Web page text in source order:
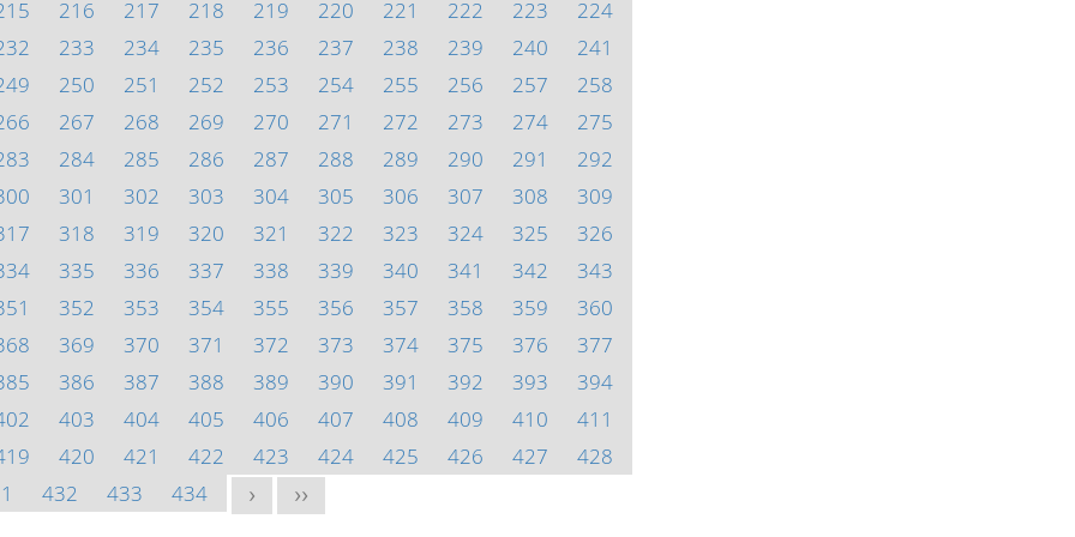
216 217 218 219 220 221 222 223
224
233 234 235 236 237 238 239 240
241
250 251 252 253 254 255 256 257
258
267 268 269 270 271 272 273 274
275
284 285 286 287 288 289 290 291
292
301 302 303 304 305 306 307 308
309
318 319 320 321 322 323 324 325
326
335 336 337 338 339 340 341 342
343
352 353 354 355 356 357 358 359
360
369 370 371 372 373 374 375 376
377
386 387 388 389 390 391 392 393
394
403 404 405 406 407 408 409 410
411
420 421 422 423 424 425 426 427
428
432 433 434 > >>